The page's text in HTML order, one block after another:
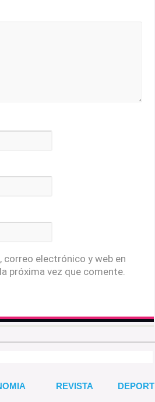
correo electrónico y web en
próxima vez que comente.
REVISTA